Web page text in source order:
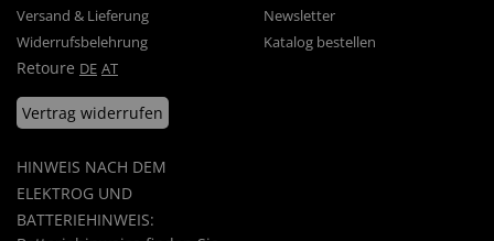
Versand & Lieferung
Widerrufsbelehrung
Retoure DE AT
Vertrag widerrufen
HINWEIS NACH DEM
ELEKTROG UND
BATTERIEHINWEIS:
Newsletter
Katalog bestellen